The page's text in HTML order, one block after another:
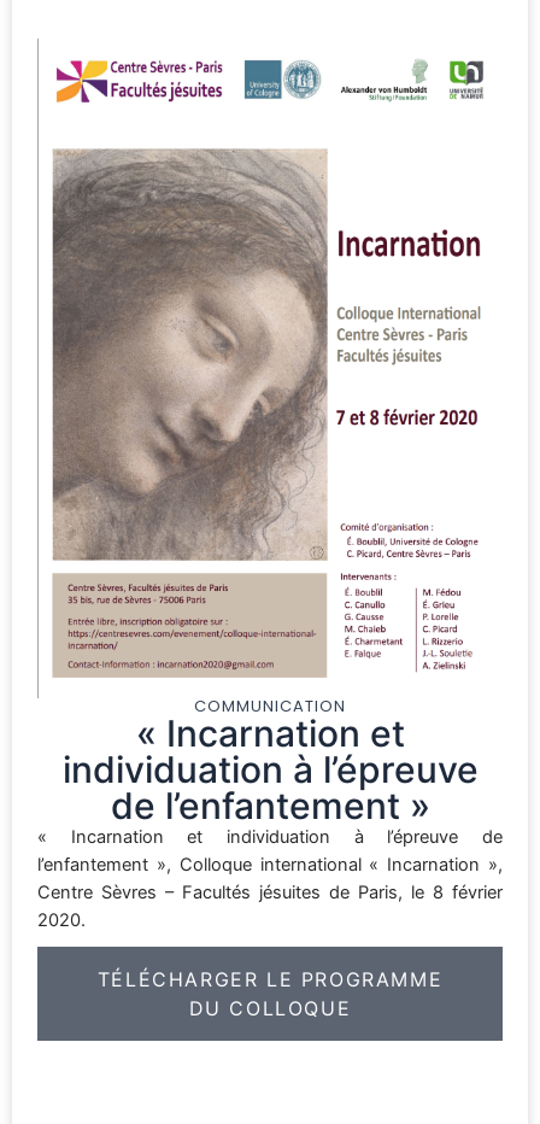
COMMUNICATION
« Incarnation et
individuation à l’épreuve
de l’enfantement »
« Incarnation et individuation à l’épreuve de
l’enfantement », Colloque international « Incarnation »,
Centre Sèvres – Facultés jésuites de Paris, le 8 février
2020.
TÉLÉCHARGER LE PROGRAMME
DU COLLOQUE